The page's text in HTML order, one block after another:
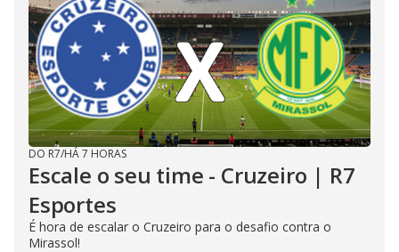
DO R7/HÁ 7 HORAS
Escale o seu time - Cruzeiro | R7
Esportes
É hora de escalar o Cruzeiro para o desafio contra o
Mirassol!